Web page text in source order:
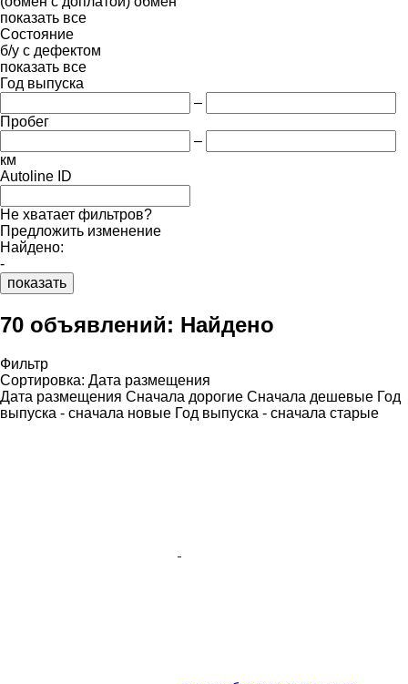
показать все
Состояние
б/у с дефектом
показать все
Год выпуска
–
Пробег
–
км
Autoline ID
Не хватает фильтров?
Предложить изменение
Найдено:
-
показать
70 объявлений: Найдено
Фильтр
Сортировка: Дата размещения
Дата размещения Сначала дорогие Сначала дешевые Год
выпуска - сначала новые Год выпуска - сначала старые